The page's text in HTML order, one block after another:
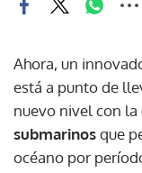
Ahora, un
está a punto de
nuevo nivel con la
submarinosque
océano por